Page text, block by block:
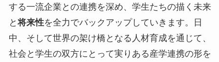
する一流企業との連携を深め、学生たちの描く未来
と 将来性を全力でバックアップしていきます。日
中、そして世界の架け橋となる人材育成を通じて、
社会と学生の双方にとって実りある産学連携の形を